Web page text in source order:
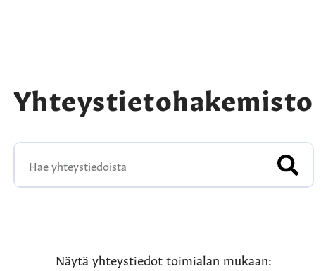
Yhteystietohakemisto
HAE
Näytä yhteystiedot toimialan mukaan: